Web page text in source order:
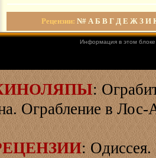
Рецензии: N# А Б В Г Д Е Ж З И
Информация в этом
:
Ограбление в Лос-
: